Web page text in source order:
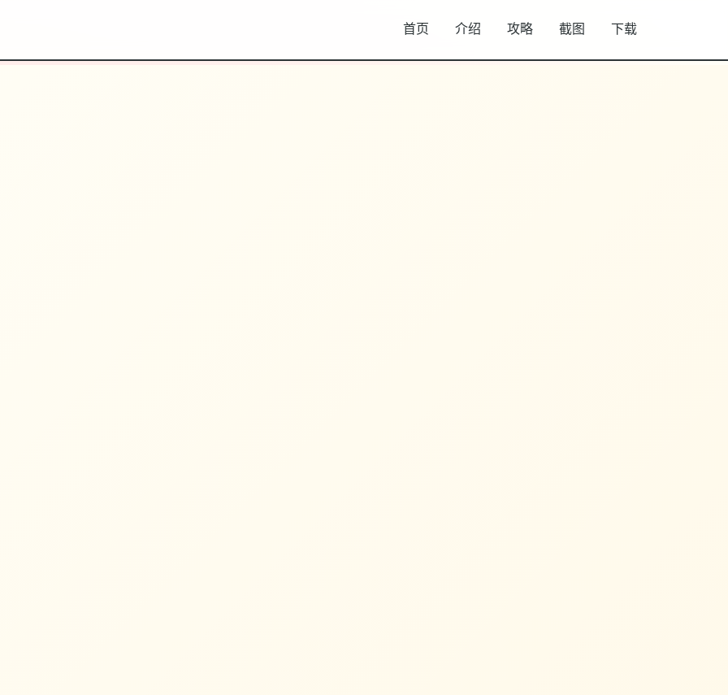
首页 介绍 攻略 截图 下载